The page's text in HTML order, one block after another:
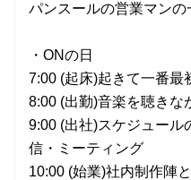
パンスールの営業マンの
・ONの日
7:00 (起床)起きて一番最
8:00 (出勤)音楽を聴きな
9:00 (出社)スケジュール
信・ミーティング
10:00 (始業)社内制作陣